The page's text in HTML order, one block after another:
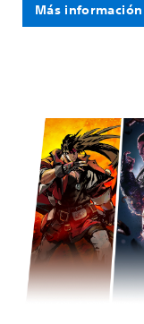
Más información